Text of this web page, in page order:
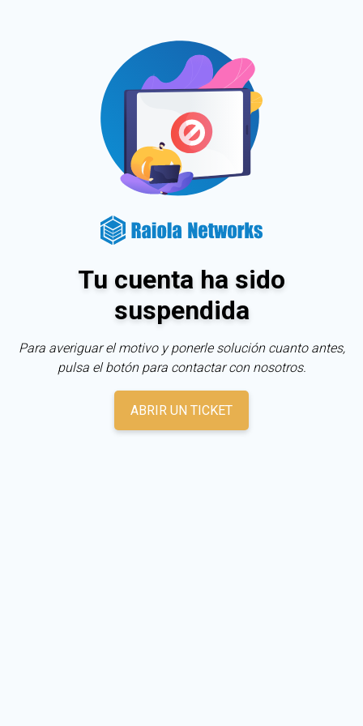
Tu cuenta ha sido
suspendida
Para averiguar el motivo y ponerle solución cuanto antes,
pulsa el botón para contactar con nosotros.
ABRIR UN TICKET